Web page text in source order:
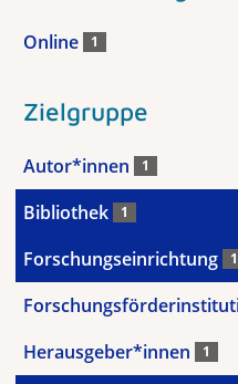
Online 1
Zielgruppe
Autor*innen 1
Bibliothek 1
Forschungseinrichtung 1
Herausgeber*innen 1